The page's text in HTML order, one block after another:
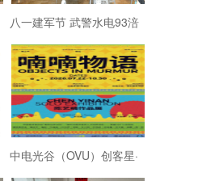
八一建军节 武警水电93涪
陵战友欢聚磐石玉寨赓续
军旅初心
中电光谷（OVU）创客星·